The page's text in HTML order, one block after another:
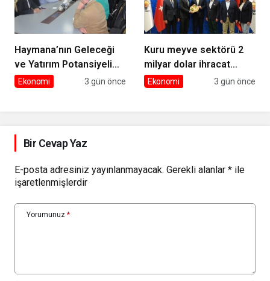
Haymana’nın Geleceği
ve Yatırım Potansiyeli
Masaya Yatırıldı
Ekonomi 3 gün önce
Kuru meyve sektörü 2
milyar dolar ihracat
hedefi için Ankara’dan
Ekonomi 3 gün önce
Bir Cevap Yaz
E-posta adresiniz yayınlanmayacak. Gerekli alanlar * ile
işaretlenmişlerdir
Yorumunuz *